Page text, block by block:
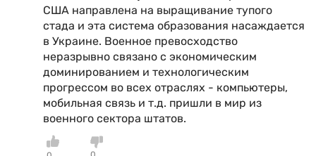
США направлена на выращивание тупого
стада и эта система образования насаждается
в Украине. Военное превосходство
неразрывно связано с экономическим
доминированием и технологическим
прогрессом во всех отраслях - компьютеры,
мобильная связь и т.д. пришли в мир из
военного сектора штатов.